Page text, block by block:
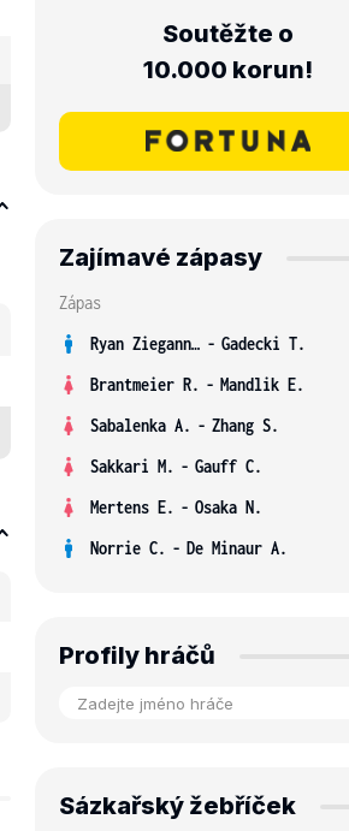
Soutěžte o
10.000 korun!
Zajímavé zápasy
Zápas
Ryan Ziegann S. - Gadecki T.
Brantmeier R. - Mandlik E.
Sabalenka A. - Zhang S.
Sakkari M. - Gauff C.
Mertens E. - Osaka N.
Norrie C. - De Minaur A.
Profily hráčů
Sázkařský žebříček